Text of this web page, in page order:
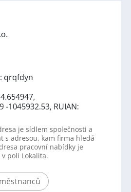
qrqfdyn
-1045932.53, RUIAN:
je sídlem společnosti a
s adresou, kam firma hledá
pracovní nabídky je
poli Lokalita.